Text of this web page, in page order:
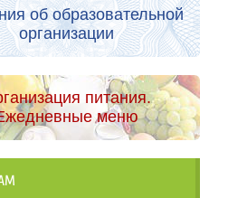
об образовательной
организации
питания.
меню